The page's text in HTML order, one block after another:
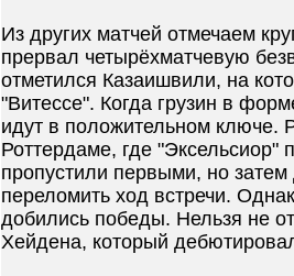
Из других матчей отмечаем
прервал четырёхматчевую
отметился Казаишвили, на
"Витессе". Когда грузин в
идут в положительном ключе.
Роттердаме, где
пропустили первыми, но
переломить ход встречи.
добились победы. Нельзя не
Хейдена, который